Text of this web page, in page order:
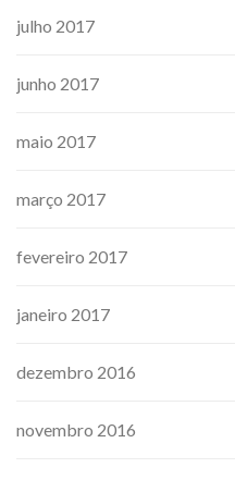
julho 2017
junho 2017
maio 2017
março 2017
fevereiro 2017
janeiro 2017
dezembro 2016
novembro 2016